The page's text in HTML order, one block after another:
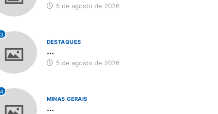
5 de agosto de 2026
3
DESTAQUES
...
5 de agosto de 2026
4
MINAS GERAIS
...